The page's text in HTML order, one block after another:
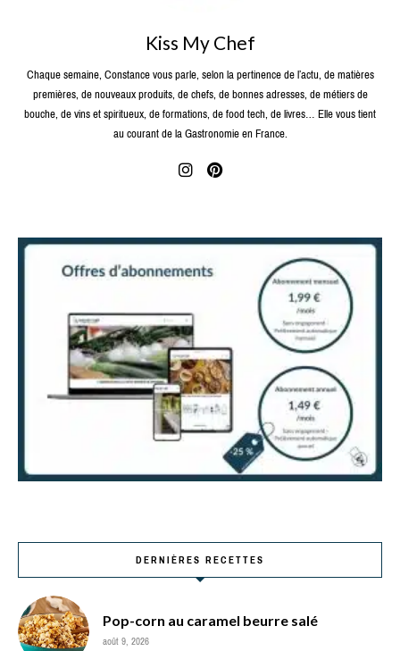
Kiss My Chef
Chaque semaine, Constance vous parle, selon la pertinence de l’actu, de matières
premières, de nouveaux produits, de chefs, de bonnes adresses, de métiers de
bouche, de vins et spiritueux, de formations, de food tech, de livres… Elle vous tient
au courant de la Gastronomie en France.
DERNIÈRES RECETTES
Pop-corn au caramel beurre salé
août 9, 2026